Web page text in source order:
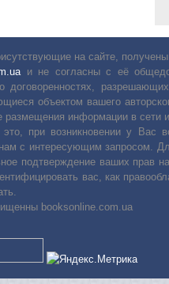
на сайте,
и не согласны с её
договоренностях,
объектом вашего
размещения информации в сети
при возникновении у Вас
с интересующим запросом.
подтверждение ваших прав
вас, как
booksonline.com.ua